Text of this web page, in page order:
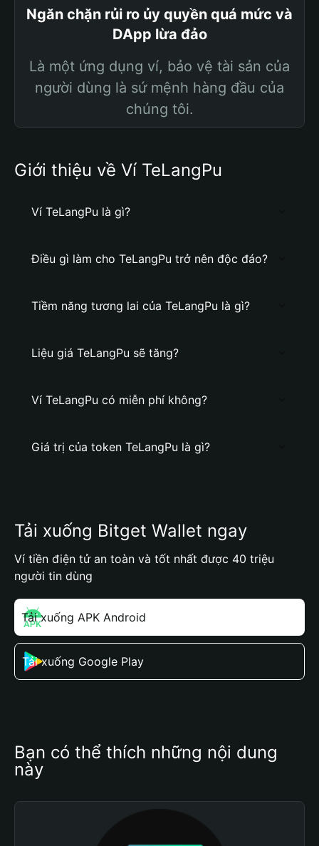
Ngăn chặn rủi ro ủy quyền quá mức và
DApp lừa đảo
Là một ứng dụng ví, bảo vệ tài sản của
người dùng là sứ mệnh hàng đầu của
chúng tôi.
Giới thiệu về Ví TeLangPu
Ví TeLangPu là gì?
Điều gì làm cho TeLangPu trở nên độc đáo?
Tiềm năng tương lai của TeLangPu là gì?
Liệu giá TeLangPu sẽ tăng?
Ví TeLangPu có miễn phí không?
Giá trị của token TeLangPu là gì?
Tải xuống Bitget Wallet ngay
Ví tiền điện tử an toàn và tốt nhất được 40 triệu
người tin dùng
Tải xuống APK Android
Tải xuống Google Play
Bạn có thể thích những nội dung
này